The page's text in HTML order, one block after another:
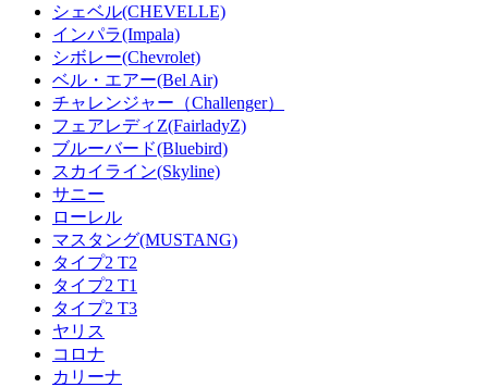
シェベル(CHEVELLE)
インパラ(Impala)
シボレー(Chevrolet)
ベル・エアー(Bel Air)
チャレンジャー（Challenger）
フェアレディZ(FairladyZ)
ブルーバード(Bluebird)
スカイライン(Skyline)
サニー
ローレル
マスタング(MUSTANG)
タイプ2 T2
タイプ2 T1
タイプ2 T3
ヤリス
コロナ
カリーナ